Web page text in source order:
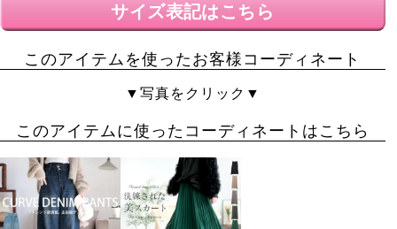
サイズ表記はこちら
このアイテムを使ったお客様コーディネート
▼写真をクリック▼
このアイテムに使ったコーディネートはこちら